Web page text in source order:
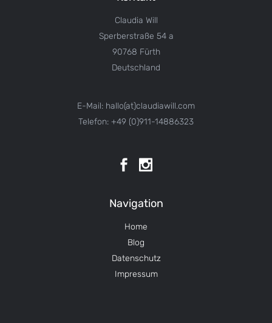
Claudia Will
Sperberstraße 54 a
90768 Fürth
Deutschland
E-Mail: hallo(at)claudiawill.com
Telefon: +49 (0)911-14886323
Navigation
Home
Blog
Datenschutz
Impressum